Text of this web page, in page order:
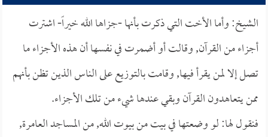
الشيخ: وأما الأخت التي ذكرت بأنها -جزاها الله خيراً- اشترت
أجزاء من القرآن, وقالت أو أضمرت في نفسها أن هذه الأجزاء ما
تصل إلا لمن يقرأ فيها, وقامت بالتوزيع على الناس الذين تظن بأنهم
ممن يتعاهدون القرآن وبقي عندها شيء من تلك الأجزاء.
فنقول لها: لو وضعتها في بيت من بيوت الله, من المساجد العامرة,